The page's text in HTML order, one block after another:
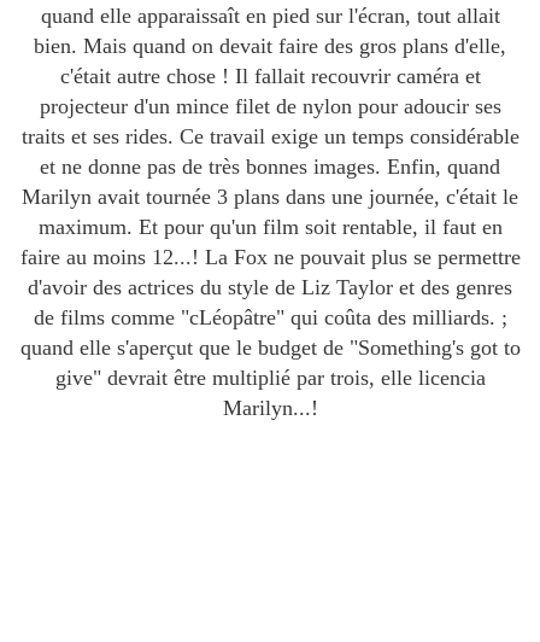
quand elle apparaissaît en pied sur l'écran, tout allait
bien. Mais quand on devait faire des gros plans d'elle,
c'était autre chose ! Il fallait recouvrir caméra et
projecteur d'un mince filet de nylon pour adoucir ses
traits et ses rides. Ce travail exige un temps considérable
et ne donne pas de très bonnes images. Enfin, quand
Marilyn avait tournée 3 plans dans une journée, c'était le
maximum. Et pour qu'un film soit rentable, il faut en
faire au moins 12...! La Fox ne pouvait plus se permettre
d'avoir des actrices du style de Liz Taylor et des genres
de films comme "cLéopâtre" qui coûta des milliards. ;
quand elle s'aperçut que le budget de "Something's got to
give" devrait être multiplié par trois, elle licencia
Marilyn...!